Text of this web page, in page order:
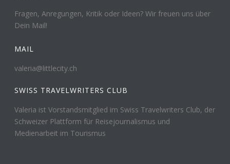
Fragen, Anregungen, Kritik oder Ideen? Wir freuen uns über
Dein Mail!
MAIL
valeria@littlecity.ch
SWISS TRAVELWRITERS CLUB
Valeria ist Vorstandsmitglied im Swiss Travelwriters Club, der
Schweizer Plattform für Reisejournalismus und
Medienarbeit im Tourismus